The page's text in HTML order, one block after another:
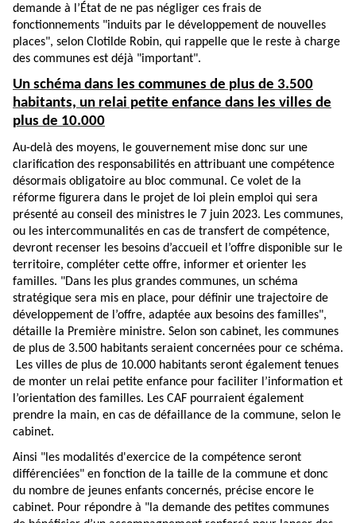
demande à l’État de ne pas négliger ces frais de
fonctionnements "induits par le développement de nouvelles
places", selon Clotilde Robin, qui rappelle que le reste à charge
des communes est déjà "important".
Un schéma dans les communes de plus de 3.500
habitants, un relai petite enfance dans les villes de
plus de 10.000
Au-delà des moyens, le gouvernement mise donc sur une
clarification des responsabilités en attribuant une compétence
désormais obligatoire au bloc communal. Ce volet de la
réforme figurera dans le projet de loi plein emploi qui sera
présenté au conseil des ministres le 7 juin 2023. Les communes,
ou les intercommunalités en cas de transfert de compétence,
devront recenser les besoins d’accueil et l’offre disponible sur le
territoire, compléter cette offre, informer et orienter les
familles. "Dans les plus grandes communes, un schéma
stratégique sera mis en place, pour définir une trajectoire de
développement de l’offre, adaptée aux besoins des familles",
détaille la Première ministre. Selon son cabinet, les communes
de plus de 3.500 habitants seraient concernées pour ce schéma.
Les villes de plus de 10.000 habitants seront également tenues
de monter un relai petite enfance pour faciliter l’information et
l’orientation des familles. Les CAF pourraient également
prendre la main, en cas de défaillance de la commune, selon le
cabinet.
Ainsi "les modalités d'exercice de la compétence seront
différenciées" en fonction de la taille de la commune et donc
du nombre de jeunes enfants concernés, précise encore le
cabinet. Pour répondre à "la demande des petites communes